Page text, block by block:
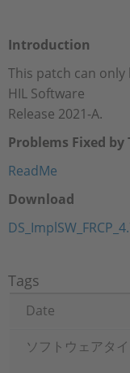
採用情報
Introduction
This patch can only
HIL Software
Release 2021-A.
Problems Fixed by
ReadMe
Download
Tags
Date
ソフトウェアタ